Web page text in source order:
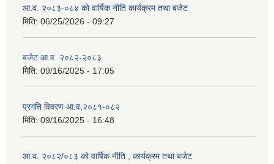
आ.व. २०८३-०८४ को वार्षिक नीति कार्यक्रम तथा बजेट
मिति: 06/25/2026 - 09:27
बजेट आ.व. २०८२-२०८३
मिति: 09/16/2025 - 17:05
प्रगति विवरण आ.व.२०८१-०८२
मिति: 09/16/2025 - 16:48
आ.व. २०८२/०८३ को वार्षिक नीति , कार्यक्रम तथा बजेट